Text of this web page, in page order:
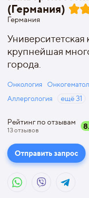
(Германия)
Германия
крупнейшая
города.
Онкология
Аллергология
ещё31
Рейтинг по отзывам
13отзывов
Отправить запрос